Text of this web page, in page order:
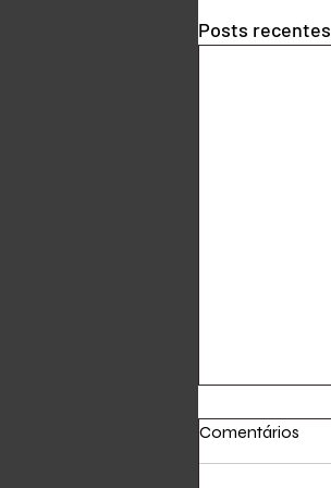
Posts recentes
Comentários